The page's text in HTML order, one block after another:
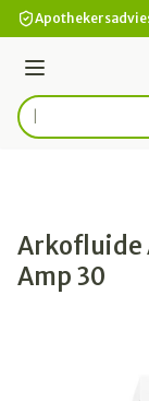
Ga naar de inhoud
Menu
Product, merk,
Arkofluide
Amp 30